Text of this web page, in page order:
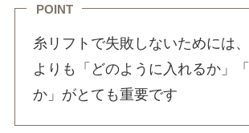
POINT
糸リフトで失敗しないためには、
よりも「どのように入れるか」
か」がとても重要です